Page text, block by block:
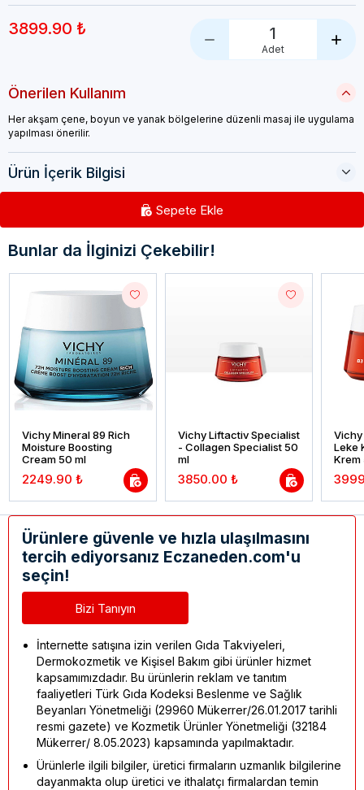
3899.90 ₺ 1
Adet
Önerilen Kullanım
Her akşam çene, boyun ve yanak bölgelerine düzenli masaj ile uygulama
yapılması önerilir.
Ürün İçerik Bilgisi
Sepete Ekle
Bunlar da İlginizi Çekebilir!
Vichy Mineral 89 Rich
Moisture Boosting
Cream 50 ml
2249.90 ₺
Vichy Liftactiv Specialist
- Collagen Specialist 50
ml
3850.00 ₺
Vichy
Leke
Krem
Ürünlere güvenle ve hızla ulaşılmasını
tercih ediyorsanız Eczaneden.com'u
seçin!
Bizi Tanıyın
İnternette satışına izin verilen Gıda Takviyeleri,
Dermokozmetik ve Kişisel Bakım gibi ürünler hizmet
kapsamımızdadır. Bu ürünlerin reklam ve tanıtım
faaliyetleri Türk Gıda Kodeksi Beslenme ve Sağlık
Beyanları Yönetmeliği (29960 Mükerrer/26.01.2017 tarihli
resmi gazete) ve Kozmetik Ürünler Yönetmeliği (32184
Mükerrer/ 8.05.2023) kapsamında yapılmaktadır.
Ürünlerle ilgili bilgiler, üretici firmaların uzmanlık bilgilerine
dayanmakta olup üretici ve ithalatçı firmalardan temin